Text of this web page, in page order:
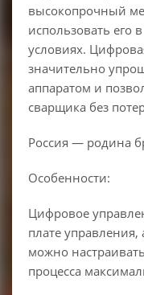
высокопрочный
использовать
условиях.
значительно
аппаратом и
сварщика без
Россия — родина
Особенности:
Цифровое
плате
можно
процесса